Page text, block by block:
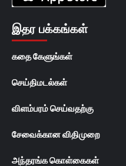
இதர பக்கங்கள்
கதை கேளுங்கள்
செய்திமடல்கள்
விளம்பரம் செய்வதற்கு
சேவைக்கான விதிமுறை
அந்தரங்க கொள்கைகள்